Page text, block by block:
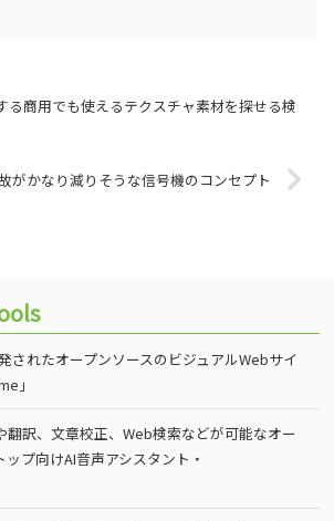
る商用でも使えるテクスチャ素材を探せる検
がかなり減りそうな信号機のコンセプト
されたオープンソースのビジュアルWebサイ
」
翻訳、文章校正、Web検索などが可能なオー
プ向けAI音声アシスタント・